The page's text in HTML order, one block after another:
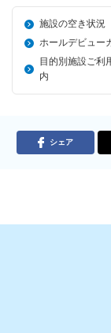
施設の空き状況
ホールデビュー
目的別施設ご利
内
シェア